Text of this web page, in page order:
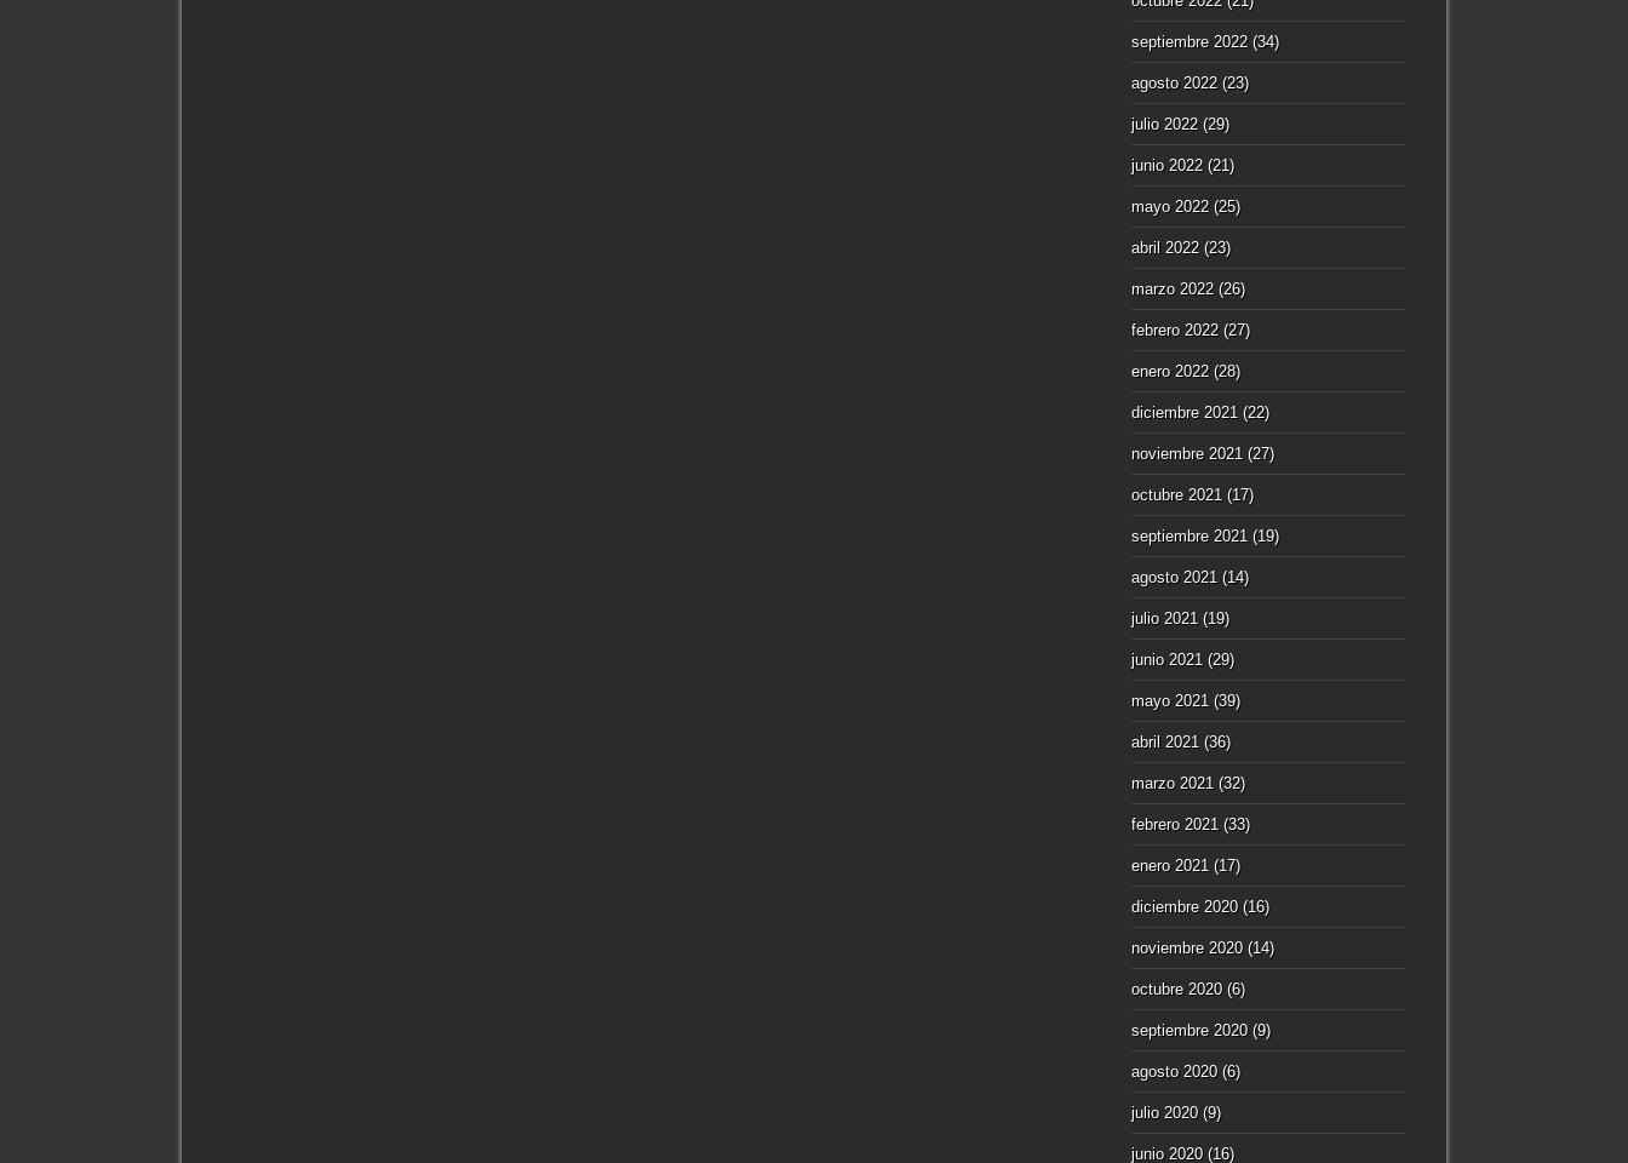
septiembre 2022 (34)
agosto 2022 (23)
julio 2022 (29)
junio 2022 (21)
mayo 2022 (25)
abril 2022 (23)
marzo 2022 (26)
febrero 2022 (27)
enero 2022 (28)
diciembre 2021 (22)
noviembre 2021 (27)
octubre 2021 (17)
septiembre 2021 (19)
agosto 2021 (14)
julio 2021 (19)
junio 2021 (29)
mayo 2021 (39)
abril 2021 (36)
marzo 2021 (32)
febrero 2021 (33)
enero 2021 (17)
diciembre 2020(16)
noviembre 2020(14)
octubre 2020(6)
septiembre 2020(9)
agosto 2020(6)
julio 2020(9)
junio 2020(16)